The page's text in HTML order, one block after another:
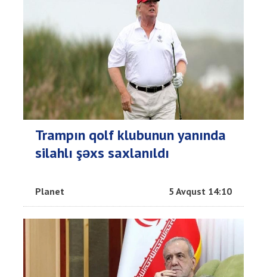
Trampın qolf klubunun yanında
silahlı şəxs saxlanıldı
Planet 5 Avqust 14:10